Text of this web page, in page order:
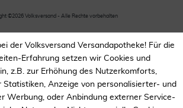
©2026 Volksversand - Alle Rechte vorbehalten
der Volksversand Versandapotheke! Für die
Erfahrung setzen wir Cookies und
z.B. zur Erhöhung des Nutzerkomforts,
Statistiken, Anzeige von personalisierter- und
Werbung, oder Anbindung externer Service-